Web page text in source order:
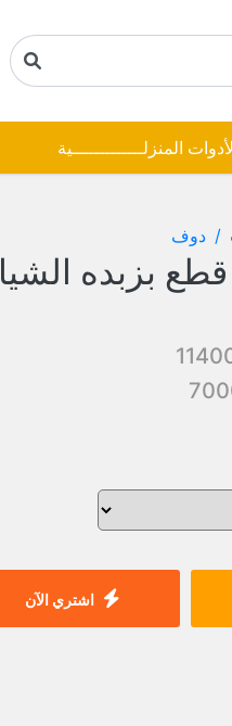
المنزلـــــــــــــية
دوف
بزبده الشيا
اشتري الآن